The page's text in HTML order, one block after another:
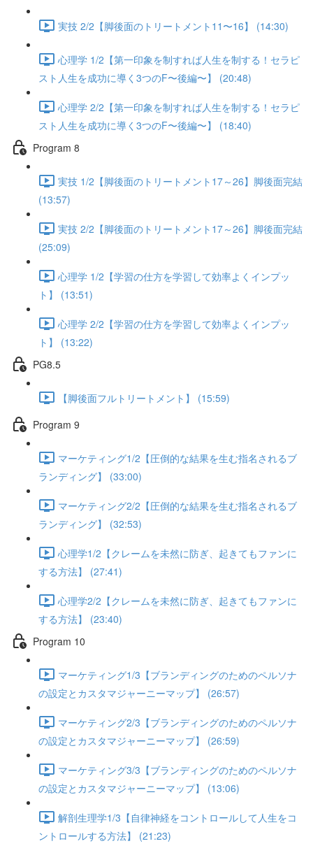
実技 2/2【脚後面のトリートメント11〜16】 (14:30)
心理学 1/2【第一印象を制すれば人生を制する！セラピ
スト人生を成功に導く3つのF〜後編〜】 (20:48)
心理学 2/2【第一印象を制すれば人生を制する！セラピ
スト人生を成功に導く3つのF〜後編〜】 (18:40)
Program 8
実技 1/2【脚後面のトリートメント17～26】脚後面完結
(13:57)
実技 2/2【脚後面のトリートメント17～26】脚後面完結
(25:09)
心理学 1/2【学習の仕方を学習して効率よくインプッ
ト】 (13:51)
心理学 2/2【学習の仕方を学習して効率よくインプッ
ト】 (13:22)
PG8.5
【脚後面フルトリートメント】 (15:59)
Program 9
マーケティング1/2【圧倒的な結果を生む指名されるブ
ランディング】 (33:00)
マーケティング2/2【圧倒的な結果を生む指名されるブ
ランディング】 (32:53)
心理学1/2【クレームを未然に防ぎ、起きてもファンに
する方法】 (27:41)
心理学2/2【クレームを未然に防ぎ、起きてもファンに
する方法】 (23:40)
Program 10
マーケティング1/3【ブランディングのためのペルソナ
の設定とカスタマジャーニーマップ】 (26:57)
マーケティング2/3【ブランディングのためのペルソナ
の設定とカスタマジャーニーマップ】 (26:59)
マーケティング3/3【ブランディングのためのペルソナ
の設定とカスタマジャーニーマップ】 (13:06)
解剖生理学1/3【自律神経をコントロールして人生をコ
ントロールする方法】 (21:23)